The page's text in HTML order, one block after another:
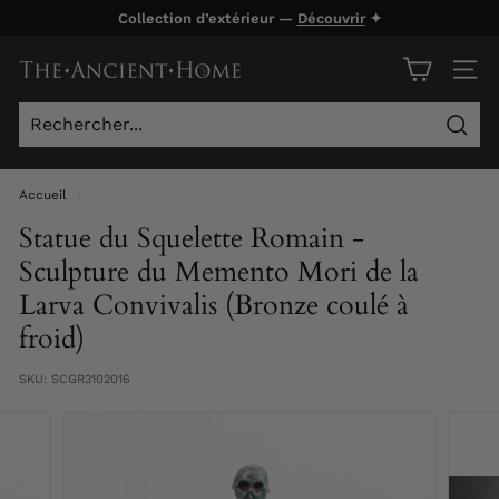
contenu
Collection d’extérieur — Découvrir✦
T
h
e
A
n
c
i
e
n
t
H
Accueil
Statue du Squelette Romain -
Sculpture du Memento Mori de la
Larva Convivalis (Bronze coulé à
froid)
SKU: SCGR3102016